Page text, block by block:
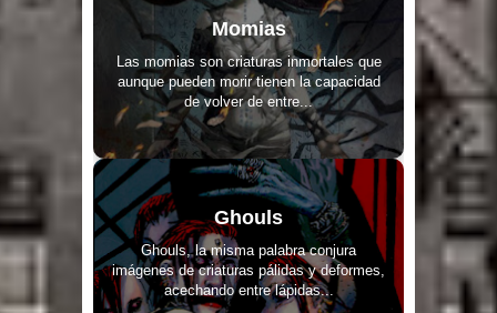
Momias
Las momias son criaturas inmortales que
aunque pueden morir tienen la capacidad
de volver de entre...
Ghouls
Ghouls, la misma palabra conjura
imágenes de criaturas pálidas y deformes,
acechando entre lápidas...